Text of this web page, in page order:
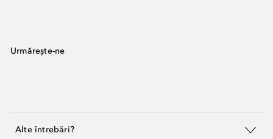
Urmărește-ne
Alte întrebări?